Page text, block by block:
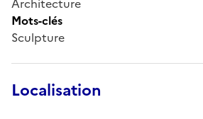
Mots-clés
Sculpture
Localisation